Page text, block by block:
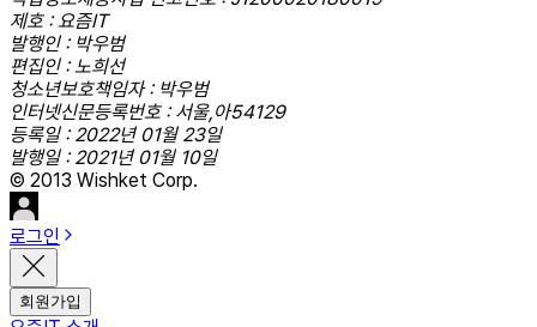
제호 : 요즘IT
발행인 : 박우범
편집인 : 노희선
청소년보호책임자 : 박우범
인터넷신문등록번호 : 서울,아54129
등록일 : 2022년 01월 23일
발행일 : 2021년 01월 10일
© 2013 Wishket Corp.
로그인
회원가입